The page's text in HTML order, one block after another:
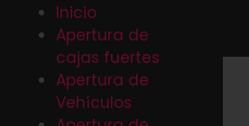
Inicio
Apertura de
cajas fuertes
Apertura de
Vehículos